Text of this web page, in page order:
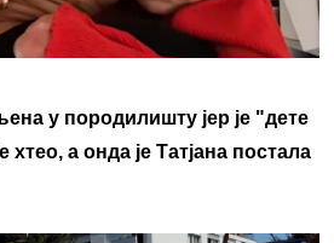
у породилишту јер је "дете
хтео, а онда је Татјана постала